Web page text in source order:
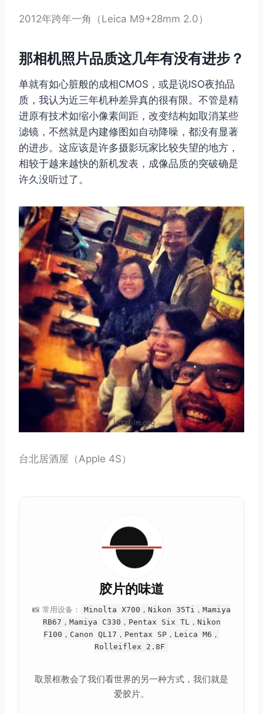
2012年跨年一角（Leica M9+28mm 2.0）
那相机照片品质这几年有没有进步？
单就有如心脏般的成相CMOS，或是说ISO夜拍品
质，我认为近三年机种差异真的很有限。不管是精
进原有技术如缩小像素间距，改变结构如取消某些
滤镜，不然就是内建修图如自动降噪，都没有显著
的进步。这应该是许多摄影玩家比较失望的地方，
相较于越来越快的新机发表，成像品质的突破确是
许久没听过了。
台北居酒屋（Apple 4S）
胶片的味道
📸 常用设备：
Minolta X700，Nikon 35Ti，Mamiya
RB67，Mamiya C330，Pentax Six TL，Nikon
F100，Canon QL17，Pentax SP，Leica M6，
Rolleiflex 2.8F
取景框教会了我们看世界的另一种方式，我们就是
爱胶片。